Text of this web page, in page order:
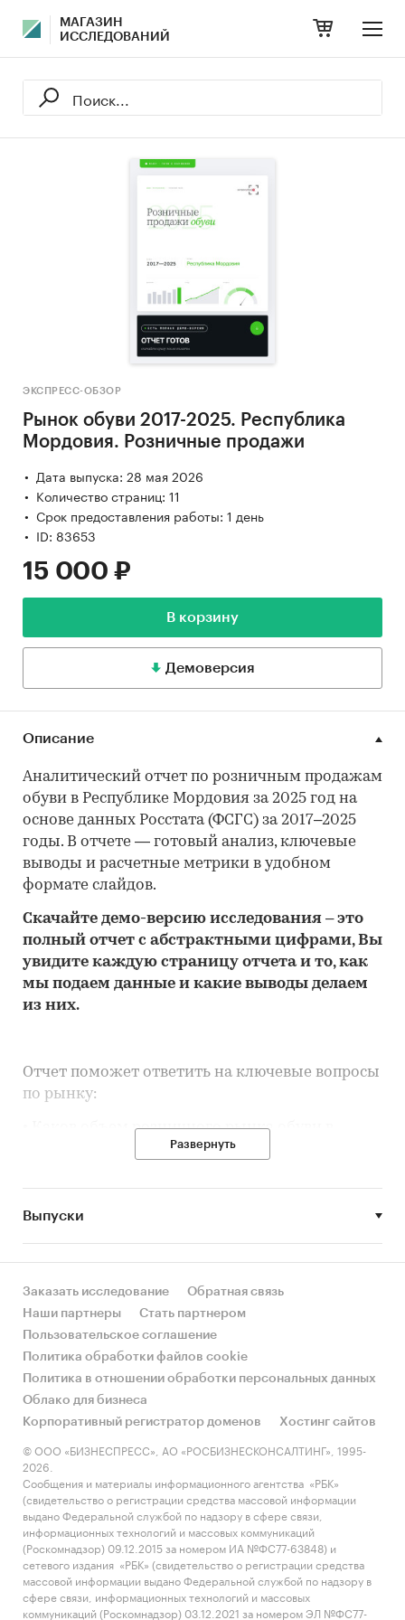
МАГАЗИН
ИССЛЕДОВАНИЙ
ЭКСПРЕСС-ОБЗОР
Рынок обуви 2017-2025. Республика
Мордовия. Розничные продажи
Дата выпуска: 28 мая 2026
Количество страниц: 11
Срок предоставления работы: 1 день
ID: 83653
15 000 ₽
В корзину
Демоверсия
Описание
Аналитический отчет по розничным продажам
обуви в Республике Мордовия за 2025 год на
основе данных Росстата (ФСГС) за 2017–2025
годы. В отчете — готовый анализ, ключевые
выводы и расчетные метрики в удобном
формате слайдов.
Скачайте демо-версию исследования – это
полный отчет с абстрактными цифрами, Вы
увидите каждую страницу отчета и то,как
мы подаем данные и какие выводы делаем
из них.
Отчет поможет ответить на ключевые вопросы
по рынку:
• Каков объем розничного рынка обуви в
Республике Мордовия, много это или мало по
за счет реального спроса или за счет
инфляции? Как соотносятся рост и падение с
• Какое место регион занимает в России и в
своем федеральном округе по объему продаж
и по продажам на душу населения?
• К какому сегменту можно отнести рынок по
размеру и темпом роста (малый/крупный, с
опережающей динамикой/с отстающей
динамикой) в стратегической перспективе и в
текущей ситуации? Меняются ли позиции
региона с течением времени?
• Насколько рынок насыщен и какой у региона
потенциал роста, если сравнить его с
регионами со схожими доходами, со схожей
долей расходов на обувь и с соседними
регионами?
Развернуть
Выпуски
Заказать исследование
Обратная связь
Наши партнеры
Стать партнером
Пользовательское соглашение
Политика обработки файлов cookie
Политика в отношении обработки персональных данных
Облако для бизнеса
Корпоративный регистратор доменов
Хостинг сайтов
© ООО «БИЗНЕСПРЕСС», АО «РОСБИЗНЕСКОНСАЛТИНГ», 1995-
2026.
Сообщения и материалы информационного агентства «РБК»
(свидетельство о регистрации средства массовой информации
выдано Федеральной службой по надзору в сфере связи,
информационных технологий и массовых коммуникаций
(Роскомнадзор) 09.12.2015 за номером ИА №ФС77-63848) и
сетевого издания «РБК» (свидетельство о регистрации средства
массовой информации выдано Федеральной службой по надзору в
сфере связи, информационных технологий и массовых
коммуникаций (Роскомнадзор) 03.12.2021 за номером ЭЛ №ФС77-